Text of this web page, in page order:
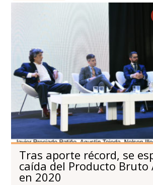
Tras aporte récord, se
caída del Producto Bruto
en 2020